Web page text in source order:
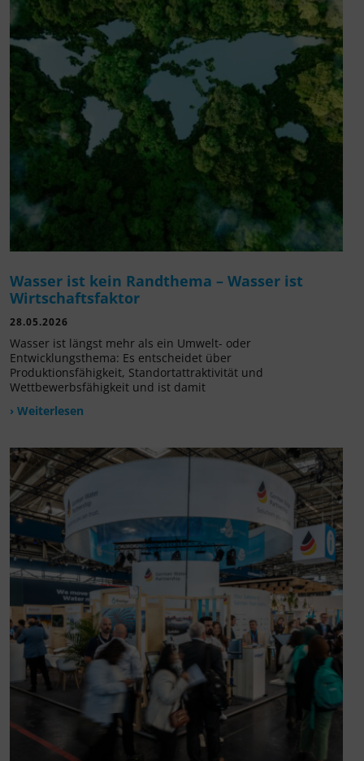
Wasser ist kein Randthema – Wasser ist
Wirtschaftsfaktor
28.05.2026
Wasser ist längst mehr als ein Umwelt- oder
Entwicklungsthema: Es entscheidet über
Produktionsfähigkeit, Standortattraktivität und
Wettbewerbsfähigkeit und ist damit
› Weiterlesen